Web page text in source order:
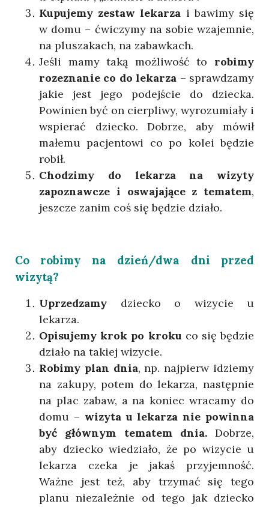
Kupujemy zestaw lekarza i bawimy się
w domu – ćwiczymy na sobie wzajemnie,
na pluszakach, na zabawkach.
Jeśli mamy taką możliwość to robimy
rozeznanie co do lekarza – sprawdzamy
jakie jest jego podejście do dziecka.
Powinien być on cierpliwy, wyrozumiały i
wspierać dziecko. Dobrze, aby mówił
małemu pacjentowi co po kolei będzie
robił.
Chodzimy do lekarza na wizyty
zapoznawcze i oswajające z tematem,
jeszcze zanim coś się będzie działo.
Co robimy na dzień/dwa dni przed
wizytą?
Uprzedzamy dziecko o wizycie u
lekarza.
Opisujemy krok po kroku co się będzie
działo na takiej wizycie.
Robimy plan dnia, np. najpierw idziemy
na zakupy, potem do lekarza, następnie
na plac zabaw, a na koniec wracamy do
domu – wizyta u lekarza nie powinna
być głównym tematem dnia.Dobrze,
aby dziecko wiedziało, że po wizycie u
lekarza czeka je jakaś przyjemność.
Ważne jest też, aby trzymać się tego
planu niezależnie od tego jak dziecko